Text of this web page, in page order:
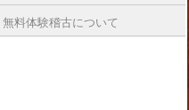
無料体験稽古について